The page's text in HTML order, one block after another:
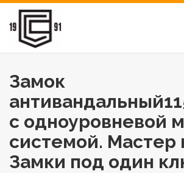
Замок
с одноуровневой
системой. Мастер
Замки под один